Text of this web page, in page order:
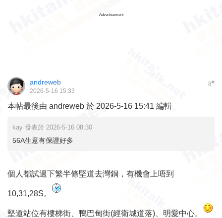
Advertisement
8#
andreweb
2026-5-16 15:33
本帖最後由 andreweb 於 2026-5-16 15:41 編輯
kay 發表於 2026-5-16 08:30
56A生意有保證好多
個人都試過下繁半條堅道去灣銅，有機會上唔到
10,31,28S。
堅道站位有樓梯街、鴨巴甸街(經衛城道落)、明愛中心。